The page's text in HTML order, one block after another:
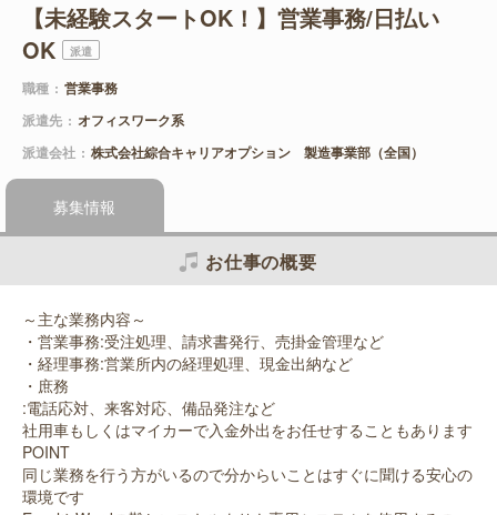
【未経験スタートOK！】営業事務/日払い
OK
派遣
職種
営業事務
派遣先
オフィスワーク系
派遣会社
株式会社綜合キャリアオプション 製造事業部（全国）
募集情報
お仕事の概要
～主な業務内容～
・営業事務:受注処理、請求書発行、売掛金管理など
・経理事務:営業所内の経理処理、現金出納など
・庶務
:電話応対、来客対応、備品発注など
社用車もしくはマイカーで入金外出をお任せすることもあります
POINT
同じ業務を行う方がいるので分からいことはすぐに聞ける安心の
環境です